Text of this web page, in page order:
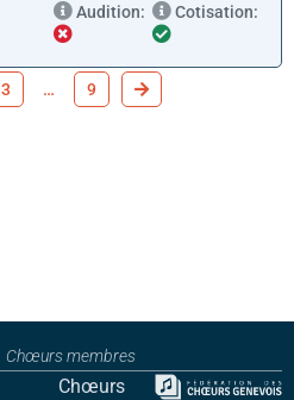
Audition: Cotisation:
3 … 9
Chœurs membres
Chœurs